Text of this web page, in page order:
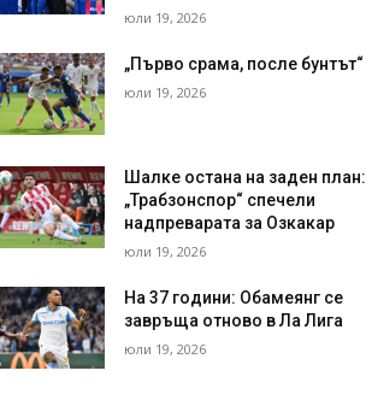
юли 19, 2026
„Първо срама, после бунтът“
юли 19, 2026
Шалке остана на заден план:
„Трабзонспор“ спечели
надпреварата за Озкакар
юли 19, 2026
На 37 години: Обамеянг се
завръща отново в Ла Лига
юли 19, 2026